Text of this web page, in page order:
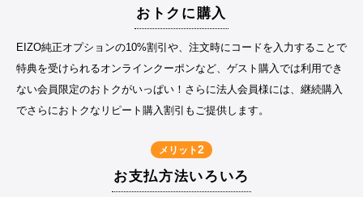
おトクに購入
EIZO純正オプションの10%割引や、注文時にコードを入力することで
特典を受けられるオンラインクーポンなど、ゲスト購入では利用でき
ない会員限定のおトクがいっぱい！さらに法人会員様には、継続購入
でさらにおトクなリピート購入割引もご提供します。
メリット2
お支払方法いろいろ